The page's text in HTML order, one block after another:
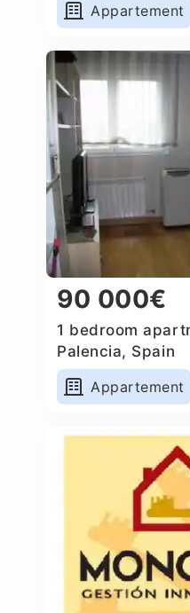
Appartement
90 000€
1 bedroom
Palencia, Spain
Appartement